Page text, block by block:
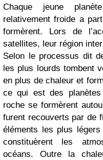
Chaque jeune
relativement froide a
formèrent. Lors de
satellites, leur région
Selon le processus dit
les plus lourds tombent
en plus de chaleur et
ce qui est des
roche se formèrent
furent recouverts par de
éléments les plus
constituèrent les
océans. Outre la